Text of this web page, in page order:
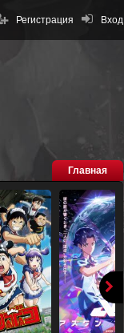
Вход
Регистрация
Главная